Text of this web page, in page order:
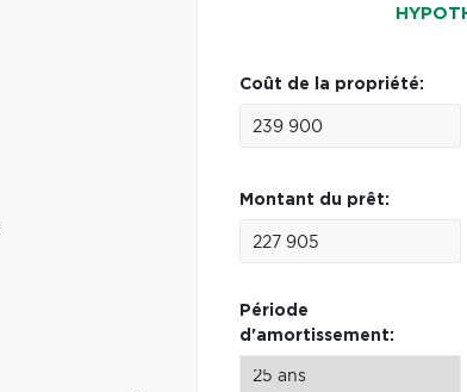
Coût de la propriété:
Montant du prêt:
Période
d'amortissement: